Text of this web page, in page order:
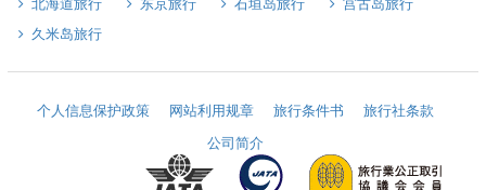
北海道旅行
东京旅行 石垣岛旅行
宫古岛旅行
久米岛旅行
个人信息保护政策 网站利用规章 旅行条件书
旅行社条款
公司简介